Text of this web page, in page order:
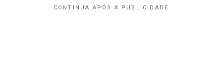
CONTINUA APÓS A PUBLICIDADE